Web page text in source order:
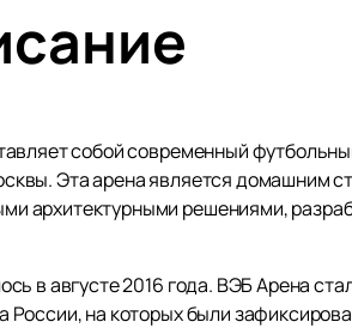
собой современный
Эта арена является домашним
архитектурными решениями,
в августе 2016 года. ВЭБ Арена
на которых были